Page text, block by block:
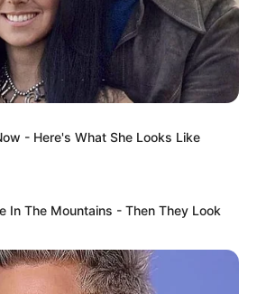
- Here's What She Looks Like
In The Mountains - Then They Look